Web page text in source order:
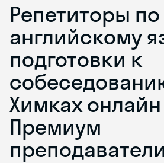
Репетиторы по
английскому
подготовки к
Химках
Премиум
преподаватели
Skyeng Chat